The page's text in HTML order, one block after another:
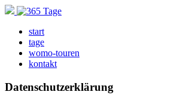
start
tage
womo-touren
kontakt
Datenschutzerklärung